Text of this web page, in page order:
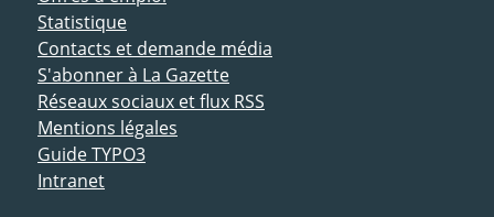
Statistique
Contacts et demande média
S'abonner à La Gazette
Réseaux sociaux et flux RSS
Mentions légales
Guide TYPO3
Intranet